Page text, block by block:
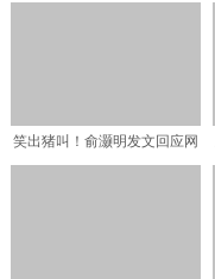
笑出猪叫！俞灏明发文回应网